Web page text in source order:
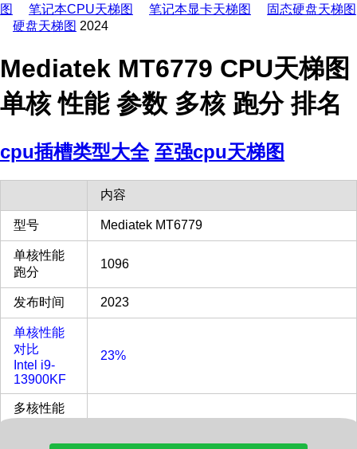
图
笔记本CPU天梯图 笔记本显卡天梯图
固态硬盘天梯图
硬盘天梯图 2024
Mediatek MT6779 CPU天梯图
单核 性能 参数 多核 跑分 排名
cpu插槽类型大全 至强cpu天梯图
内容
型号 Mediatek MT6779
单核性能
跑分
1096
发布时间 2023
单核性能
对比
Intel i9-
13900KF
23%
多核性能
Intel i9-